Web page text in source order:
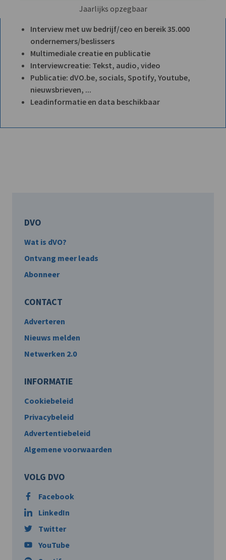
Jaarlijks opzegbaar
Interview met uw bedrijf/ceo en bereik 35.000
ondernemers/beslissers
Multimediale creatie en publicatie
Interviewcreatie: Tekst, audio, video
Publicatie: dVO.be, socials, Spotify, Youtube,
nieuwsbrieven, ...
Leadinformatie en data beschikbaar
DVO
Wat is dVO?
Ontvang meer leads
Abonneer
CONTACT
Adverteren
Nieuws melden
Netwerken 2.0
INFORMATIE
Cookiebeleid
Privacybeleid
Advertentiebeleid
Algemene voorwaarden
VOLG DVO
Facebook
LinkedIn
Twitter
YouTube